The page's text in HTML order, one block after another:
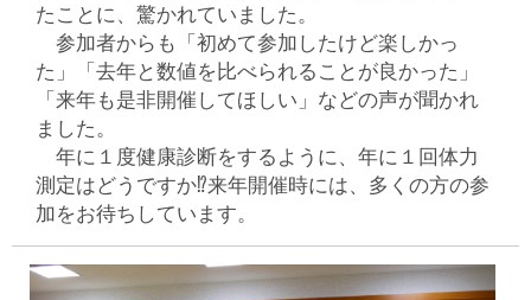
たことに、驚かれていました。
参加者からも「初めて参加したけど楽しかっ
た」「去年と数値を比べられることが良かった」
「来年も是非開催してほしい」などの声が聞かれ
ました。
年に１度健康診断をするように、年に１回体力
測定はどうですか⁉来年開催時には、多くの方の参
加をお待ちしています。